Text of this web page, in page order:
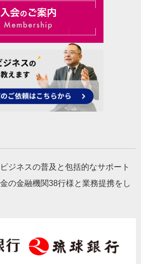
ジネスの普及と包括的なサポート
の金融機関38行様と業務提携をし